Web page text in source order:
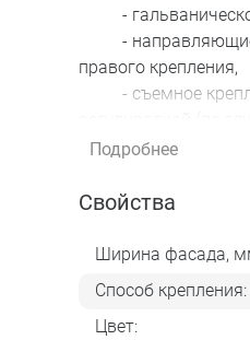
- гальваническое
- направляющие
правого крепления,
- съемное
- подробная
кухне.
В комплекте
Подробнее
Свойства
Ширина фасада,
Способ крепления:
Цвет: